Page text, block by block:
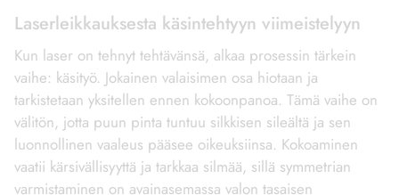
Laserleikkauksesta käsintehtyyn viimeistelyyn
Kun laser on tehnyt tehtävänsä, alkaa prosessin tärkein
vaihe: käsityö. Jokainen valaisimen osa hiotaan ja
tarkistetaan yksitellen ennen kokoonpanoa. Tämä vaihe on
välitön, jotta puun pinta tuntuu silkkisen sileältä ja sen
luonnollinen vaaleus pääsee oikeuksiinsa. Kokoaminen
vaatii kärsivällisyyttä ja tarkkaa silmää, sillä symmetrian
varmistaminen on avainasemassa valon tasaisen